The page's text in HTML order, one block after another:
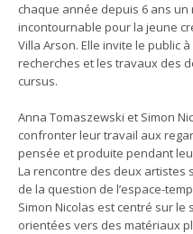
chaque année depuis 6 ans
incontournable pour la jeune
Villa Arson. Elle invite le public
recherches et les travaux des
cursus.
Anna Tomaszewski et Simon
confronter leur travail aux
pensée et produite pendant
La rencontre des deux artistes
de la question de l’espace-
Simon Nicolas est centré sur le
orientées vers des matériaux